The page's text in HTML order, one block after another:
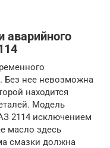
аварийного
Без нее невозможна
находится
Модель
2114 исключением
масло здесь
смазки должна